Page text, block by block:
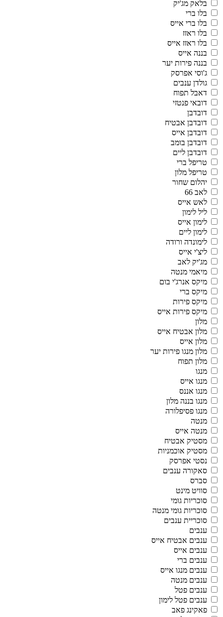
בלאק מג'יק
בלו ברי
בלו ברי אייס
בלו ראזז
בלו ראזז אייס
בננה אייס
בננה פירות יער
ג'וסי אפרסק
גולדן ענבים
דאבל תפוח
דובאי פנטזי
דובדבן
דובדבן אבטיח
דובדבן אייס
דובדבן בומב
דובדבן ליים
טריפל ברי
טריפל מלון
יהלום שחור
לאב 66
לאש אייס
ליל לימון
לימון אייס
לימון ליים
לימונדה ורודה
ליצ'י אייס
מג'יק לאב
מיאמי מנטה
מיקס אנרג'י בום
מיקס ברי
מיקס פירות
מיקס פירות אייס
מלון
מלון אבטיח אייס
מלון אייס
מלון מנגו פירות יער
מלון תפוח
מנגו
מנגו אייס
מנגו אננס
מנגו בננה מלון
מנגו פסיפלורה
מנטה
מנטה אייס
מסטיק אבטיח
מסטיק אוכמניות
נסטי אפרסק
סאקורה ענבים
סברס
סוויט מינט
סוכריות גומי
סוכריות גומי מנטה
סוכריית ענבים
ענבים
ענבים אבטיח אייס
ענבים אייס
ענבים ברי
ענבים מנגו אייס
ענבים מנטה
ענבים פטל
ענבים פטל לימון
פאקינג פאב